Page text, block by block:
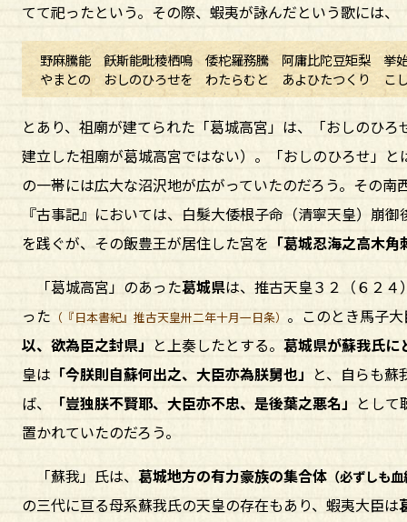
てて祀ったという。その際、蝦夷が詠んだという歌には、
野麻騰能 飫斯能毗稜栖鳴 倭柁羅務騰 阿庸比陀豆矩梨 挙
やまとの おしのひろせを わたらむと あよひたつくり こし
とあり、祖廟が建てられた「葛城高宮」は、「おしのひ
建立した祖廟が葛城高宮ではない）。「おしのひろせ」と
の一帯には広大な沼沢地が広がっていたのだろう。その南
『古事記』においては、白髮大倭根子命（清寧天皇）崩
を践ぐが、その飯豊王が居住した宮を 「葛城忍海之高木角
「葛城高宮」のあった葛城県は、推古天皇３２（６２
った （『日本書紀』推古天皇卅二年十月一日条） 。このとき馬子
以、欲為臣之封県」 と上奏したとする。 葛城県が蘇我氏に
皇は 「今朕則自蘇何出之、大臣亦為朕舅也」 と、自らも
ば、
「豈独朕不賢耶、大臣亦不忠、是後葉之悪名」 として
置かれていたのだろう。
「蘇我」氏は、 葛城地方の有力豪族の集合体 （必ずしも
の三代に亘る母系蘇我氏の天皇の存在もあり、蝦夷大臣は